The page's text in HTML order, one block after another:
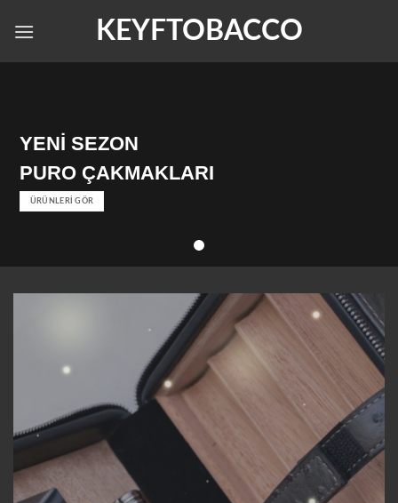
KEYFTOBACCO
YENİ SEZON
PURO ÇAKMAKLARI
ÜRÜNLERİ GÖR